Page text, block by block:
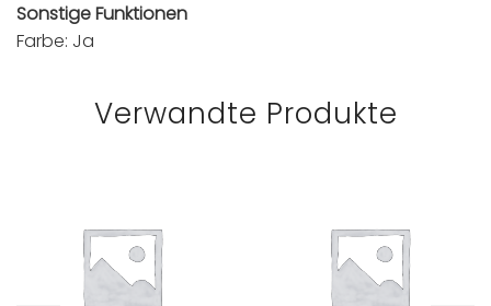
Sonstige Funktionen
Farbe: Ja
Verwandte Produkte